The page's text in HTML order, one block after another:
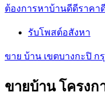
ต้องการหาบ้านดีดีราค
รับโพสต์อสังหา
ขาย บ้าน เขตบางกะปิ ก
ขายบ้าน โครงก